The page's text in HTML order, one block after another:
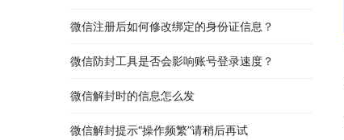
微信注册后如何修改绑定的身份证信息？
微信防封工具是否会影响账号登录速度？
微信解封时的信息怎么发
微信解封提示“操作频繁”请稍后再试